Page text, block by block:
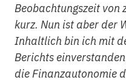
Beobachtungszeit von
kurz. Nun ist aber der
Inhaltlich bin ich mit
Berichts
die Finanzautonomie